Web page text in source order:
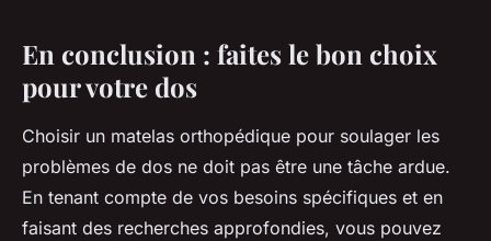
En conclusion : faites le bon choix
pour votre dos
Choisir un matelas orthopédique pour soulager les
problèmes de dos ne doit pas être une tâche ardue.
En tenant compte de vos besoins spécifiques et en
faisant des recherches approfondies, vous pouvez